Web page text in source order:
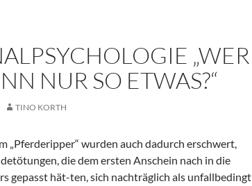
„WER
NUR SO ETWAS?“
TINO KORTH
„Pferderipper“ wurden auch dadurch erschwert,
die dem ersten Anschein nach in die
gepasst hät-ten, sich nachträglich als unfallbedingt